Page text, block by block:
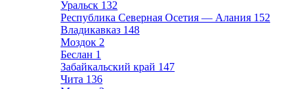
Уральск 132
Республика Северная Осетия — Алания 152
Владикавказ 148
Моздок 2
Беслан 1
Забайкальский край 147
Чита 136